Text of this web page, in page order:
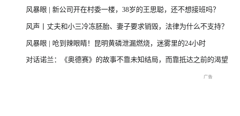
风暴眼 | 新公司开在村委一楼，38岁的王思聪，还不想接班吗？
风声丨丈夫和小三冷冻胚胎、妻子要求销毁，法律为什么不支持？
风暴眼 | 呛到辣眼睛！昆明黄磷泄漏燃烧，迷雾里的24小时
对话诺兰：《奥德赛》的故事不靠未知结局，而靠抵达之前的渴望
交流现场
年大会特别报道
播